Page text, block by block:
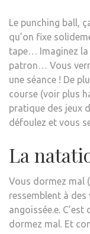
Le punching ball,
qu’on fixe
tape… Imaginez
patron… Vous
une séance ! De
course (voir plus
pratique des jeux
défoulez et vous
La
Vous dormez mal
ressemblent à des
angoissée.e.
dormez mal. Et